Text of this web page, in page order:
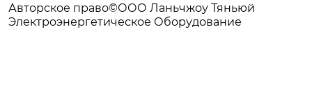
Авторское право©ООО Ланьчжоу Тяньюй
Электроэнергетическое Оборудование